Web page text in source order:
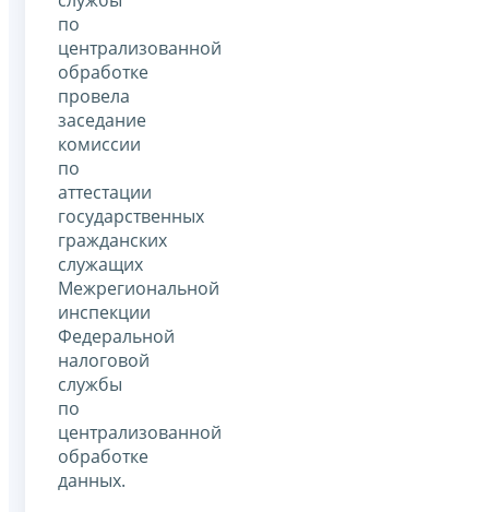
по
централизованной
обработке
провела
заседание
комиссии
по
аттестации
государственных
гражданских
служащих
Межрегиональной
инспекции
Федеральной
налоговой
службы
по
централизованной
обработке
данных.